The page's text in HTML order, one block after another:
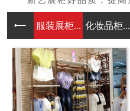
服装展柜... 化妆品柜...